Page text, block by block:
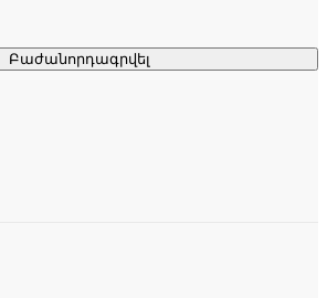
Բաժանորդագրվել